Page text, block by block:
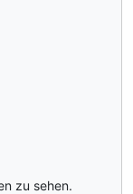
zu sehen.